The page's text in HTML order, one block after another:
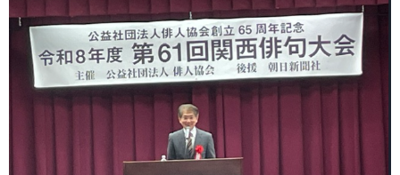
お問い合わせ
俳句を始めたい人に
日本俳人クラブ